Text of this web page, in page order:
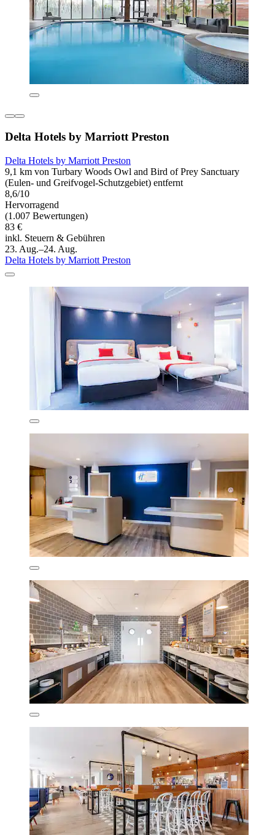
Delta Hotels by Marriott Preston
Delta Hotels by Marriott Preston
9,1 km von Turbary Woods Owl and Bird of Prey Sanctuary
(Eulen- und Greifvogel-Schutzgebiet) entfernt
8,6/10
Hervorragend
(1.007 Bewertungen)
83 €
inkl. Steuern & Gebühren
23. Aug.–24. Aug.
Delta Hotels by Marriott Preston